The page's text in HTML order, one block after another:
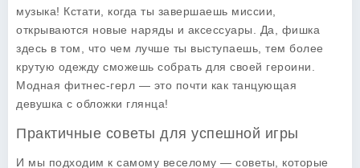
музыка! Кстати, когда ты завершаешь миссии,
открываются новые наряды и аксессуары. Да, фишка
здесь в том, что чем лучше ты выступаешь, тем более
крутую одежду сможешь собрать для своей героини.
Модная фитнес-герл — это почти как танцующая
девушка с обложки глянца!
Практичные советы для успешной игры
И мы подходим к самому веселому — советы, которые